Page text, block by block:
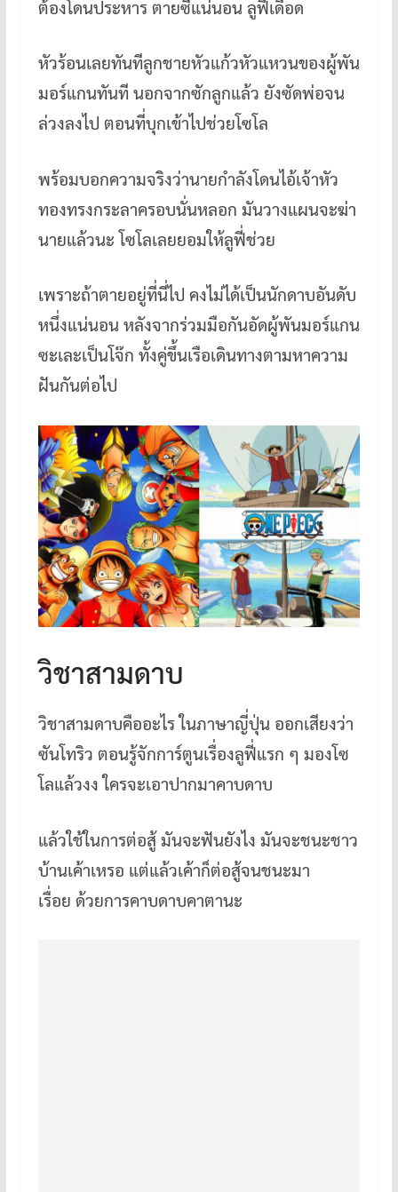
ต้องโดนประหาร ตายซี้แน่นอน ลูฟี่เดือด
หัวร้อนเลยทันทีลูกชายหัวแก้วหัวแหวนของผู้พัน
มอร์แกนทันที นอกจากซักลูกแล้ว ยังซัดพ่อจน
ล่วงลงไป ตอนที่บุกเข้าไปช่วยโซโล
พร้อมบอกความจริงว่านายกำลังโดนไอ้เจ้าหัว
ทองทรงกระลาครอบนั่นหลอก มันวางแผนจะฆ่า
นายแล้วนะ โซโลเลยยอมให้ลูฟี่ช่วย
เพราะถ้าตายอยู่ที่นี่ไป คงไม่ได้เป็นนักดาบอันดับ
หนึ่งแน่นอน หลังจากร่วมมือกันอัดผู้พันมอร์แกน
ซะเละเป็นโจ๊ก ทั้งคู่ขึ้นเรือเดินทางตามหาความ
ฝันกันต่อไป
วิชาสามดาบ
วิชาสามดาบคืออะไร ในภาษาญี่ปุ่น ออกเสียงว่า
ซันโทริว ตอนรู้จักการ์ตูนเรื่องลูฟี่แรก ๆ มองโซ
โลแล้วงง ใครจะเอาปากมาคาบดาบ
แล้วใช้ในการต่อสู้ มันจะฟันยังไง มันจะชนะชาว
บ้านเค้าเหรอ แต่แล้วเค้าก็ต่อสู้จนชนะมา
เรื่อย ด้วยการคาบดาบคาตานะ